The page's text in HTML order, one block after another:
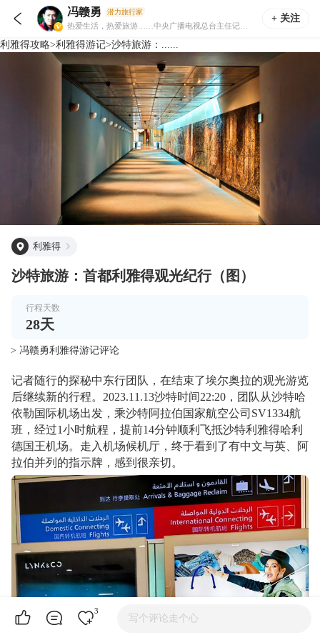
 冯赣勇 潜力旅行家
+ 关注
利雅得攻略>利雅得游记>沙特旅游：......
利雅得
沙特旅游：首都利雅得观光纪行（图）
行程天数
28天
> 冯赣勇利雅得游记评论
记者随行的探秘中东行团队，在结束了埃尔奥拉的观光游览
后继续新的行程。2023.11.13沙特时间22:20，团队从沙特哈
依勒国际机场出发，乘沙特阿拉伯国家航空公司SV1334航
班，经过1小时航程，提前14分钟顺利飞抵沙特利雅得哈利
德国王机场。走入机场候机厅，终于看到了有中文与英、阿
拉伯并列的指示牌，感到很亲切。
3
写个评论走个心